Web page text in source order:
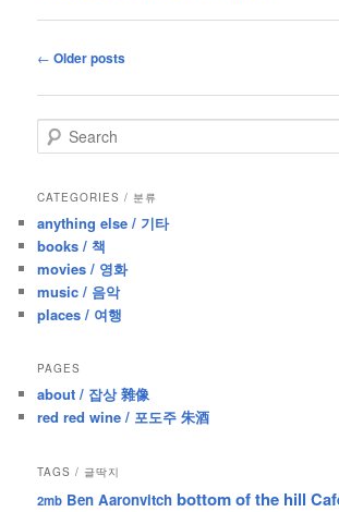
Post
← Older posts
e
r
h
CATEGORIES / 분류
anything else / 기타
books / 책
movies / 영화
music / 음악
places / 여행
PAGES
about / 잡상 雜像
red red wine / 포도주 朱酒
TAGS / 글딱지
2mb Ben Aaronvitch bottom of the hill